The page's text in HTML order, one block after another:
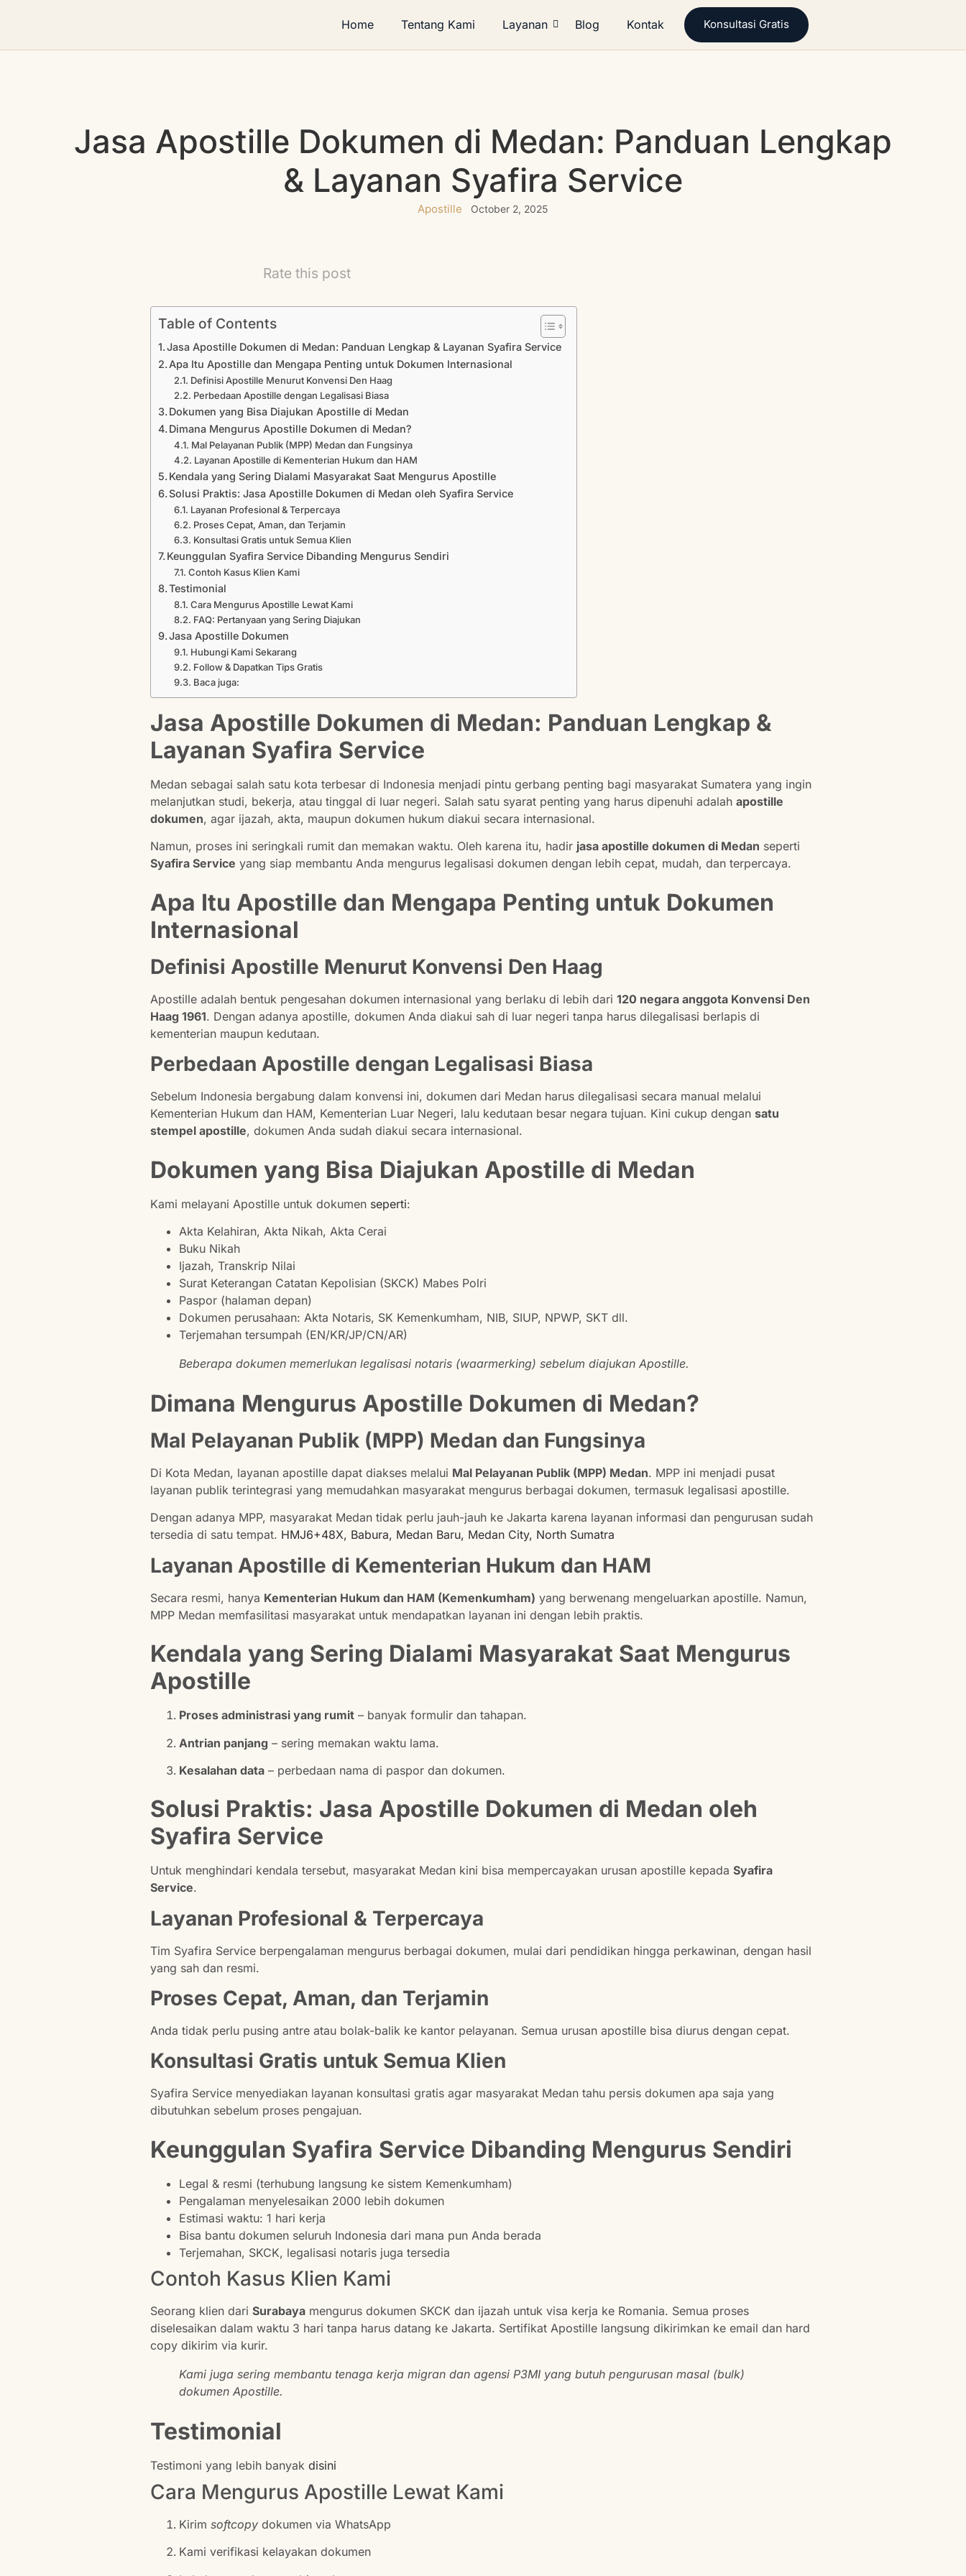
Home Tentang Kami Layanan Blog Kontak Konsultasi Gratis
Jasa Apostille Dokumen di Medan: Panduan Lengkap
& Layanan Syafira Service
Apostille October 2, 2025
Rate this post
Table of Contents
Jasa Apostille Dokumen di Medan: Panduan Lengkap & Layanan Syafira Service
Apa Itu Apostille dan Mengapa Penting untuk Dokumen Internasional
Definisi Apostille Menurut Konvensi Den Haag
Perbedaan Apostille dengan Legalisasi Biasa
Dokumen yang Bisa Diajukan Apostille di Medan
Dimana Mengurus Apostille Dokumen di Medan?
Mal Pelayanan Publik (MPP) Medan dan Fungsinya
Layanan Apostille di Kementerian Hukum dan HAM
Kendala yang Sering Dialami Masyarakat Saat Mengurus Apostille
Solusi Praktis: Jasa Apostille Dokumen di Medan oleh Syafira Service
Layanan Profesional & Terpercaya
Proses Cepat, Aman, dan Terjamin
Konsultasi Gratis untuk Semua Klien
Keunggulan Syafira Service Dibanding Mengurus Sendiri
Contoh Kasus Klien Kami
Testimonial
Cara Mengurus Apostille Lewat Kami
FAQ: Pertanyaan yang Sering Diajukan
Jasa Apostille Dokumen
Hubungi Kami Sekarang
Follow & Dapatkan Tips Gratis
Baca juga:
Jasa Apostille Dokumen di Medan: Panduan Lengkap &
Layanan Syafira Service
Medan sebagai salah satu kota terbesar di Indonesia menjadi pintu gerbang penting bagi masyarakat Sumatera yang ingin
melanjutkan studi, bekerja, atau tinggal di luar negeri. Salah satu syarat penting yang harus dipenuhi adalah apostille
dokumen, agar ijazah, akta, maupun dokumen hukum diakui secara internasional.
Namun, proses ini seringkali rumit dan memakan waktu. Oleh karena itu, hadir jasa apostille dokumen di Medan seperti
Syafira Service yang siap membantu Anda mengurus legalisasi dokumen dengan lebih cepat, mudah, dan terpercaya.
Apa Itu Apostille dan Mengapa Penting untuk Dokumen
Internasional
Definisi Apostille Menurut Konvensi Den Haag
Apostille adalah bentuk pengesahan dokumen internasional yang berlaku di lebih dari 120 negara anggota Konvensi Den
Haag 1961. Dengan adanya apostille, dokumen Anda diakui sah di luar negeri tanpa harus dilegalisasi berlapis di
kementerian maupun kedutaan.
Perbedaan Apostille dengan Legalisasi Biasa
Sebelum Indonesia bergabung dalam konvensi ini, dokumen dari Medan harus dilegalisasi secara manual melalui
Kementerian Hukum dan HAM, Kementerian Luar Negeri, lalu kedutaan besar negara tujuan. Kini cukup dengan satu
stempel apostille, dokumen Anda sudah diakui secara internasional.
Dokumen yang Bisa Diajukan Apostille di Medan
Kami melayani Apostille untuk dokumen seperti:
Akta Kelahiran, Akta Nikah, Akta Cerai
Buku Nikah
Ijazah, Transkrip Nilai
Surat Keterangan Catatan Kepolisian (SKCK) Mabes Polri
Paspor (halaman depan)
Dokumen perusahaan: Akta Notaris, SK Kemenkumham, NIB, SIUP, NPWP, SKT dll.
Terjemahan tersumpah (EN/KR/JP/CN/AR)
Beberapa dokumen memerlukan legalisasi notaris (waarmerking) sebelum diajukan Apostille.
Dimana Mengurus Apostille Dokumen di Medan?
Mal Pelayanan Publik (MPP) Medan dan Fungsinya
Di Kota Medan, layanan apostille dapat diakses melalui Mal Pelayanan Publik (MPP) Medan. MPP ini menjadi pusat
layanan publik terintegrasi yang memudahkan masyarakat mengurus berbagai dokumen, termasuk legalisasi apostille.
Dengan adanya MPP, masyarakat Medan tidak perlu jauh-jauh ke Jakarta karena layanan informasi dan pengurusan sudah
tersedia di satu tempat. HMJ6+48X, Babura, Medan Baru, Medan City, North Sumatra
Layanan Apostille di Kementerian Hukum dan HAM
Secara resmi, hanya Kementerian Hukum dan HAM (Kemenkumham) yang berwenang mengeluarkan apostille. Namun,
MPP Medan memfasilitasi masyarakat untuk mendapatkan layanan ini dengan lebih praktis.
Kendala yang Sering Dialami Masyarakat Saat Mengurus
Apostille
Proses administrasi yang rumit– banyak formulir dan tahapan.
Antrian panjang – sering memakan waktu lama.
Kesalahan data– perbedaan nama di paspor dan dokumen.
Solusi Praktis: Jasa Apostille Dokumen di Medan oleh
Syafira Service
Untuk menghindari kendala tersebut, masyarakat Medan kini bisa mempercayakan urusan apostille kepada Syafira
Service.
Layanan Profesional & Terpercaya
Tim Syafira Service berpengalaman mengurus berbagai dokumen, mulai dari pendidikan hingga perkawinan, dengan hasil
yang sah dan resmi.
Proses Cepat, Aman, dan Terjamin
Anda tidak perlu pusing antre atau bolak-balik ke kantor pelayanan. Semua urusan apostille bisa diurus dengan cepat.
Konsultasi Gratis untuk Semua Klien
Syafira Service menyediakan layanan konsultasi gratis agar masyarakat Medan tahu persis dokumen apa saja yang
dibutuhkan sebelum proses pengajuan.
Keunggulan Syafira Service Dibanding Mengurus Sendiri
Legal & resmi (terhubung langsung ke sistem Kemenkumham)
Pengalaman menyelesaikan 2000 lebih dokumen
Estimasi waktu: 1 hari kerja
Bisa bantu dokumen seluruh Indonesia dari mana pun Anda berada
Terjemahan, SKCK, legalisasi notaris juga tersedia
Contoh Kasus Klien Kami
Seorang klien dari Surabayamengurus dokumen SKCK dan ijazah untuk visa kerja ke Romania. Semua proses
diselesaikan dalam waktu 3 hari tanpa harus datang ke Jakarta. Sertifikat Apostille langsung dikirimkan ke email dan hard
copy dikirim via kurir.
Kami juga sering membantu tenaga kerja migran dan agensi P3MI yang butuh pengurusan masal (bulk)
dokumen Apostille.
Testimonial
Testimoni yang lebih banyak disini
Cara Mengurus Apostille Lewat Kami
Kirim softcopydokumen via WhatsApp
Kami verifikasi kelayakan dokumen